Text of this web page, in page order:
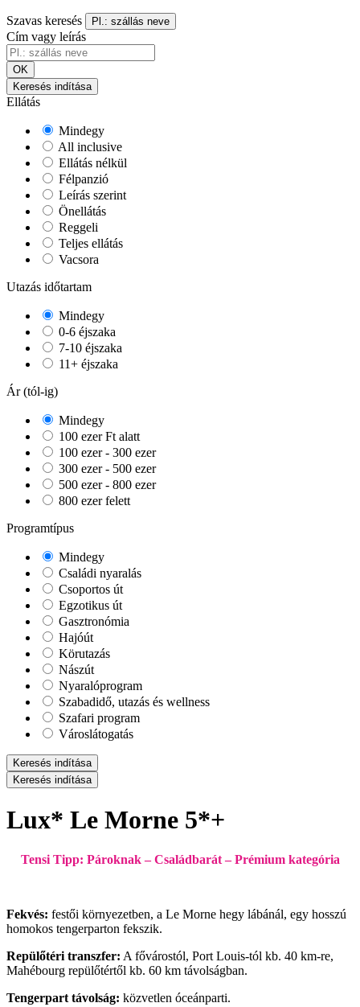
Szavas keresés Pl.: szállás neve
Cím vagy leírás
OK
Keresés indítása
Ellátás
Mindegy
All inclusive
Ellátás nélkül
Félpanzió
Leírás szerint
Önellátás
Reggeli
Teljes ellátás
Vacsora
Utazás időtartam
Mindegy
0-6 éjszaka
7-10 éjszaka
11+ éjszaka
Ár (tól-ig)
Mindegy
100 ezer Ft alatt
100 ezer - 300 ezer
300 ezer - 500 ezer
500 ezer - 800 ezer
800 ezer felett
Programtípus
Mindegy
Családi nyaralás
Csoportos út
Egzotikus út
Gasztronómia
Hajóút
Körutazás
Nászút
Nyaralóprogram
Szabadidő, utazás és wellness
Szafari program
Városlátogatás
Keresés indítása
Keresés indítása
Lux* Le Morne 5*+
Tensi Tipp: Pároknak – Családbarát – Prémium kategória
Fekvés: festői környezetben, a Le Morne hegy lábánál, egy hosszú
homokos tengerparton fekszik.
Repülőtéri transzfer: A fővárostól, Port Louis-tól kb. 40 km-re,
Mahébourg repülőtértől kb. 60 km távolságban.
Tengerpart távolság: közvetlen óceánparti.